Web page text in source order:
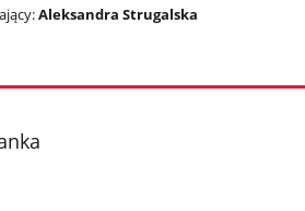
Aleksandra Strugalska